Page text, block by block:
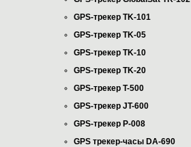
GPS-трекер TK-101
GPS-трекер TK-05
GPS-трекер TK-10
GPS-трекер TK-20
GPS-трекер T-500
GPS-трекер JT-600
GPS-трекер P-008
GPS трекер-часы DA-690